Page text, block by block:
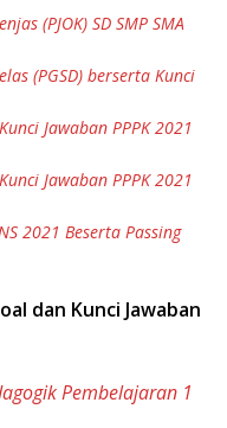
(PJOK) SD SMP SMA
(PGSD) berserta Kunci
Jawaban PPPK 2021
Jawaban PPPK 2021
2021 Beserta Passing
dan Kunci Jawaban
Pembelajaran 1